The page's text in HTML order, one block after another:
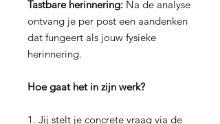
Tastbare herinnering: Na de analyse
ontvang je per post een aandenken
dat fungeert als jouw fysieke
herinnering.
Hoe gaat het in zijn werk?
1. Jij stelt je concrete vraag via de